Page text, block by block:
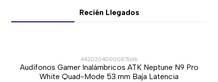
Recién Llegados
-37%
4420204000067|atk
Audífonos Gamer Inalámbricos ATK Neptune N9 Pro
White Quad-Mode 53 mm Baja Latencia